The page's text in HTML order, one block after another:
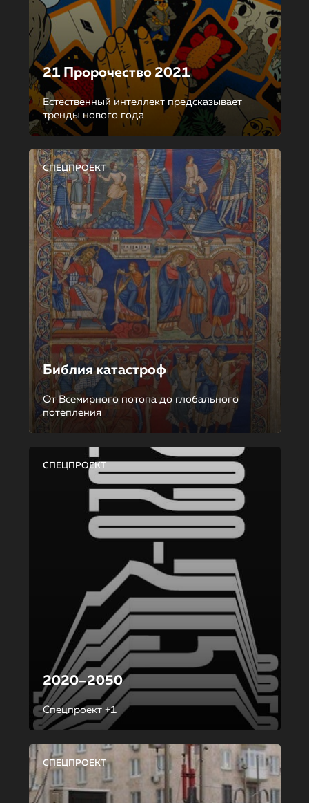
21 Пророчество 2021
Естественный интеллект предсказывает
тренды нового года
СПЕЦПРОЕКТ
Библия катастроф
От Всемирного потопа до глобального
потепления
СПЕЦПРОЕКТ
2020–2050
Спецпроект +1
СПЕЦПРОЕКТ